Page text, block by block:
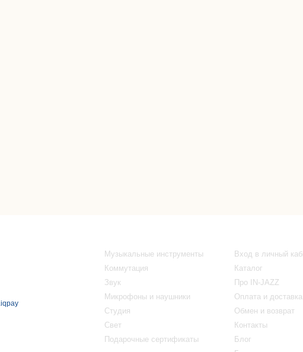
Музыкальные инструменты
Коммутация
Звук
Микрофоны и наушники
Студия
Свет
Подарочные сертификаты
Вход в личный
Каталог
Про IN-JAZZ
Оплата и доставка
Обмен и возврат
Контакты
Блог